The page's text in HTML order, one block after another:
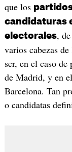
que los
candidaturas
electorales,
varios cabezas
ser, en el caso
de Madrid, y en
Barcelona. Tan
o candidatas